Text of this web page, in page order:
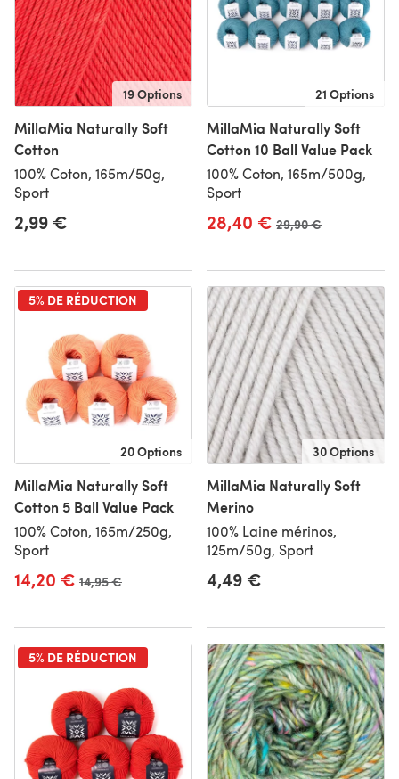
19 Options
MillaMia Naturally Soft
Cotton
100% Coton, 165m/50g,
Sport
2,99 €
21 Options
MillaMia Naturally Soft
Cotton 10 Ball Value Pack
100% Coton, 165m/500g,
Sport
28,40 € Ancien prix
29,90 €
5% DE RÉDUCTION
20 Options
MillaMia Naturally Soft
Cotton 5 Ball Value Pack
100% Coton, 165m/250g,
Sport
14,20 € Ancien prix
14,95 €
30 Options
MillaMia Naturally Soft
Merino
100% Laine mérinos,
125m/50g, Sport
4,49 €
5% DE RÉDUCTION